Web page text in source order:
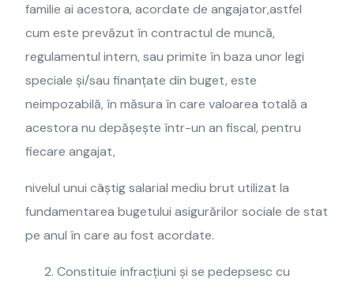
familie ai acestora, acordate de angajator,astfel
cum este prevăzut în contractul de muncă,
regulamentul intern, sau primite în baza unor legi
speciale și/sau finanțate din buget, este
neimpozabilă, în măsura în care valoarea totală a
acestora nu depășește într-un an fiscal, pentru
fiecare angajat,
nivelul unui câștig salarial mediu brut utilizat la
fundamentarea bugetului asigurărilor sociale de stat
pe anul în care au fost acordate.
Constituie infracțiuni și se pedepsesc cu